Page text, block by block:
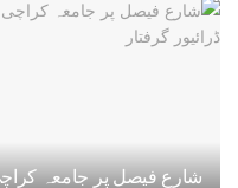
شارع فیصل پر جامعہ